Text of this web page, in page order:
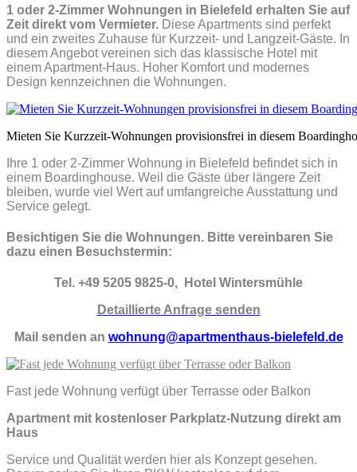
1 oder 2-Zimmer Wohnungen in Bielefeld erhalten Sie auf
Zeit direkt vom Vermieter. Diese Apartments sind perfekt
und ein zweites Zuhause für Kurzzeit- und Langzeit-Gäste. In
diesem Angebot vereinen sich das klassische Hotel mit
einem Apartment-Haus. Hoher Komfort und modernes
Design kennzeichnen die Wohnungen.
Mieten Sie Kurzzeit-Wohnungen provisionsfrei in diesem
Ihre 1 oder 2-Zimmer Wohnung in Bielefeld befindet sich in
einem Boardinghouse. Weil die Gäste über längere Zeit
bleiben, wurde viel Wert auf umfangreiche Ausstattung und
Service gelegt.
Besichtigen Sie die Wohnungen. Bitte vereinbaren Sie
dazu einen Besuchstermin:
Tel. +49 5205 9825-0, Hotel Wintersmühle
Detaillierte Anfrage senden
Mail senden an wohnung@apartmenthaus-bielefeld.de
Fast jede Wohnung verfügt über Terrasse oder Balkon
Apartment mit kostenloser Parkplatz-Nutzung direkt am
Haus
Service und Qualität werden hier als Konzept gesehen.